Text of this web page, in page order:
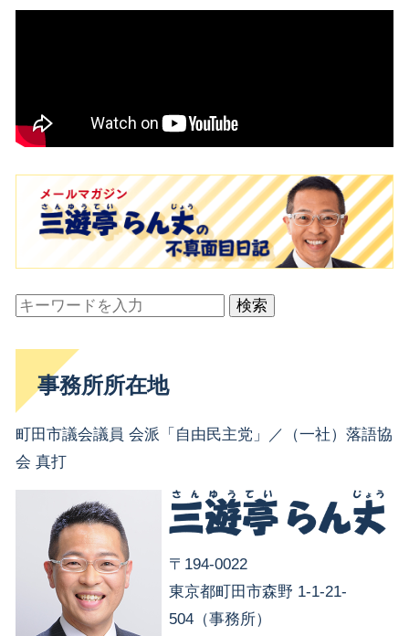
検索
事務所所在地
町田市議会議員 会派「自由民主党」／（一社）落語協
会 真打
〒194-0022
東京都町田市森野 1-1-21-
504（事務所）